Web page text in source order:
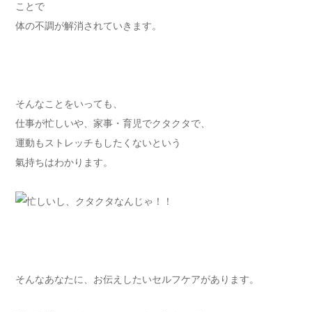
ことで
体の不調が解消されていきます。
そんなことをいっても、
仕事が忙しいや、家事・育児でクタクタで、
運動もストレッチもしたくないという
氣持ちはわかります。
そんなあなたに、お伝えしたいセルフケアがあります。